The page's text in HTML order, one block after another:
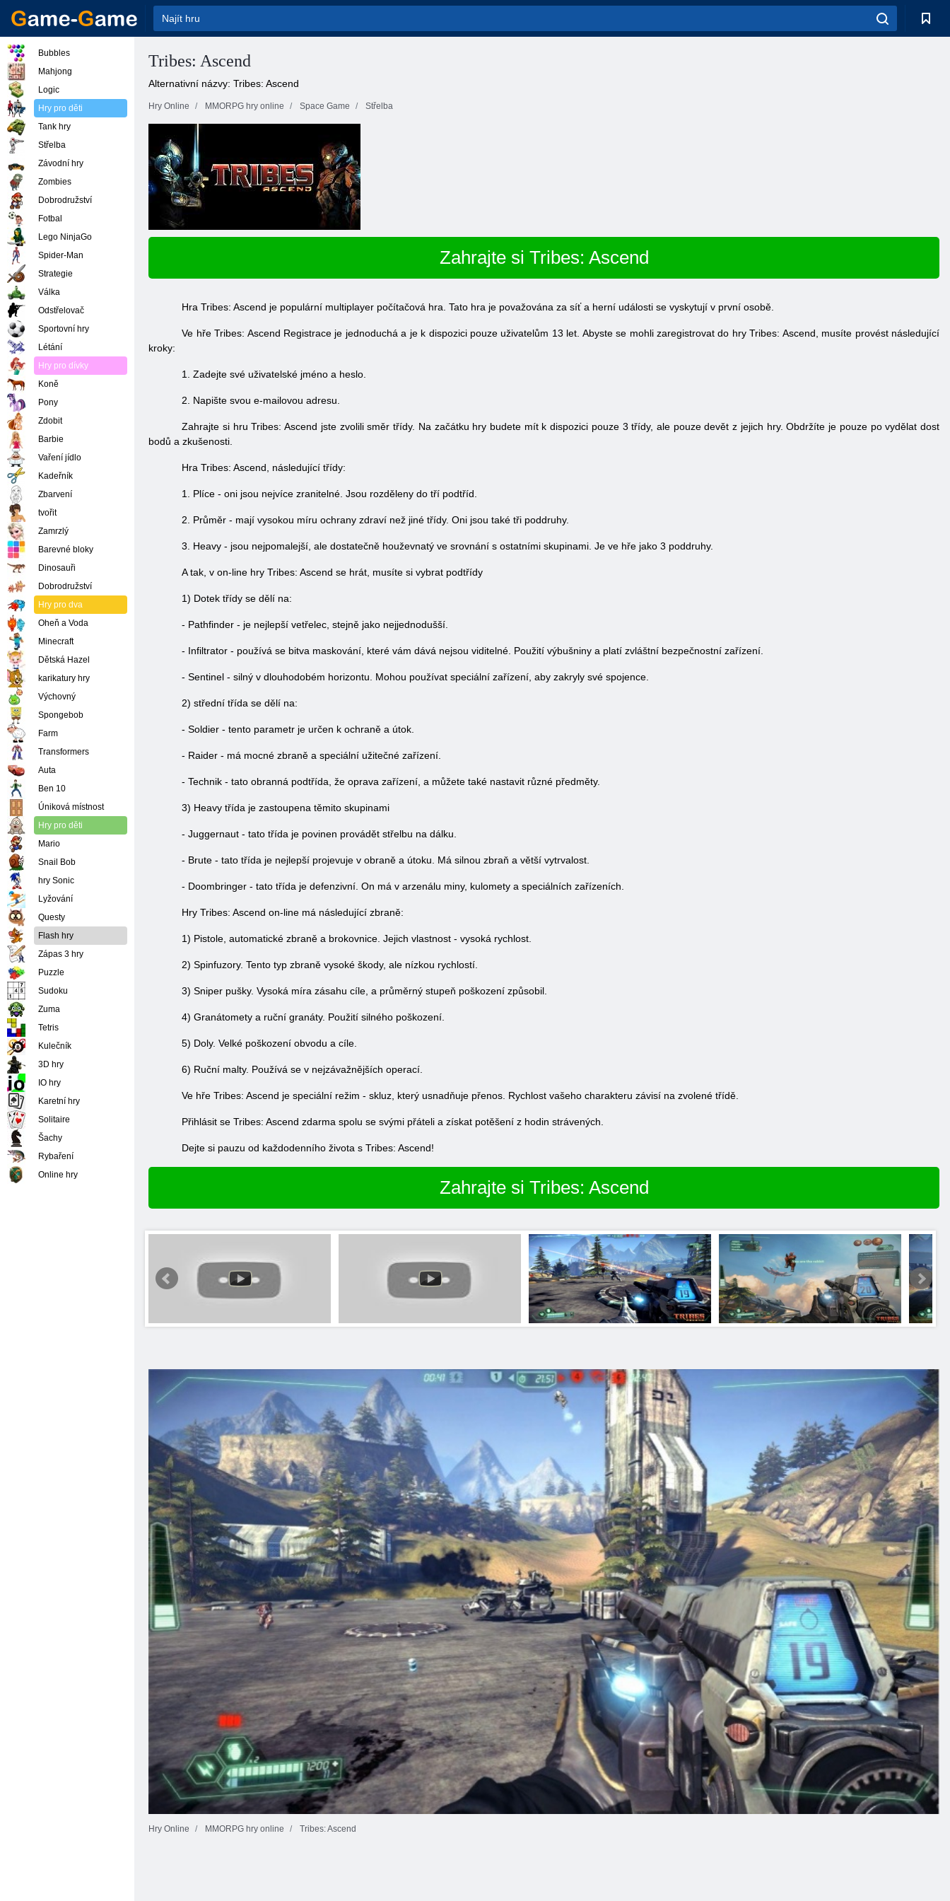
Tribes: Ascend
Alternativní názvy: Tribes: Ascend
Hry Online MMORPG hry online Space Game Střelba
Zahrajte si Tribes: Ascend
Hra Tribes: Ascend je populární multiplayer počítačová hra. Tato hra je považována za síť a herní události se vyskytují v první osobě.
Ve hře Tribes: Ascend Registrace je jednoduchá a je k dispozici pouze uživatelům 13 let. Abyste se mohli zaregistrovat do hry Tribes: Ascend, musíte provést následující
kroky:
1. Zadejte své uživatelské jméno a heslo.
2. Napište svou e-mailovou adresu.
Zahrajte si hru Tribes: Ascend jste zvolili směr třídy. Na začátku hry budete mít k dispozici pouze 3 třídy, ale pouze devět z jejich hry. Obdržíte je pouze po vydělat dost
bodů a zkušenosti.
Hra Tribes: Ascend, následující třídy:
1. Plíce - oni jsou nejvíce zranitelné. Jsou rozděleny do tří podtříd.
2. Průměr - mají vysokou míru ochrany zdraví než jiné třídy. Oni jsou také tři poddruhy.
3. Heavy - jsou nejpomalejší, ale dostatečně houževnatý ve srovnání s ostatními skupinami. Je ve hře jako 3 poddruhy.
A tak, v on-line hry Tribes: Ascend se hrát, musíte si vybrat podtřídy
1) Dotek třídy se dělí na:
- Pathfinder - je nejlepší vetřelec, stejně jako nejjednodušší.
- Infiltrator - používá se bitva maskování, které vám dává nejsou viditelné. Použití výbušniny a platí zvláštní bezpečnostní zařízení.
- Sentinel - silný v dlouhodobém horizontu. Mohou používat speciální zařízení, aby zakryly své spojence.
2) střední třída se dělí na:
- Soldier - tento parametr je určen k ochraně a útok.
- Raider - má mocné zbraně a speciální užitečné zařízení.
- Technik - tato obranná podtřída, že oprava zařízení, a můžete také nastavit různé předměty.
3) Heavy třída je zastoupena těmito skupinami
- Juggernaut - tato třída je povinen provádět střelbu na dálku.
- Brute - tato třída je nejlepší projevuje v obraně a útoku. Má silnou zbraň a větší vytrvalost.
- Doombringer - tato třída je defenzivní. On má v arzenálu miny, kulomety a speciálních zařízeních.
Hry Tribes: Ascend on-line má následující zbraně:
1) Pistole, automatické zbraně a brokovnice. Jejich vlastnost - vysoká rychlost.
2) Spinfuzory. Tento typ zbraně vysoké škody, ale nízkou rychlostí.
3) Sniper pušky. Vysoká míra zásahu cíle, a průměrný stupeň poškození způsobil.
4) Granátomety a ruční granáty. Použití silného poškození.
5) Doly. Velké poškození obvodu a cíle.
6) Ruční malty. Používá se v nejzávažnějších operací.
Ve hře Tribes: Ascend je speciální režim - skluz, který usnadňuje přenos. Rychlost vašeho charakteru závisí na zvolené třídě.
Přihlásit se Tribes: Ascend zdarma spolu se svými přáteli a získat potěšení z hodin strávených.
Dejte si pauzu od každodenního života s Tribes: Ascend!
Zahrajte si Tribes: Ascend
Hry Online MMORPG hry online Tribes: Ascend
Bubbles
Mahjong
Logic
Hry pro děti
Tank hry
Střelba
Závodní hry
Zombies
Dobrodružství
Fotbal
Lego NinjaGo
Spider-Man
Strategie
Válka
Odstřelovač
Sportovní hry
Létání
Hry pro dívky
Koně
Pony
Zdobit
Barbie
Vaření jídlo
Kadeřník
Zbarvení
tvořit
Zamrzlý
Barevné bloky
Dinosauři
Dobrodružství
Hry pro dva
Oheň a Voda
Minecraft
Dětská Hazel
karikatury hry
Výchovný
Spongebob
Farm
Transformers
Auta
Ben 10
Úniková místnost
Hry pro děti
Mario
Snail Bob
hry Sonic
Lyžování
Questy
Flash hry
Zápas 3 hry
Puzzle
Sudoku
Zuma
Tetris
Kulečník
3D hry
IO hry
Karetní hry
Solitaire
Šachy
Rybaření
Online hry